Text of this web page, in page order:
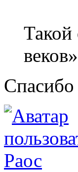
Такой
Раос